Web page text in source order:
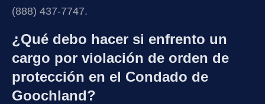
(888) 437-7747.
¿Qué debo hacer si enfrento un
cargo por violación de orden de
protección en el Condado de
Goochland?